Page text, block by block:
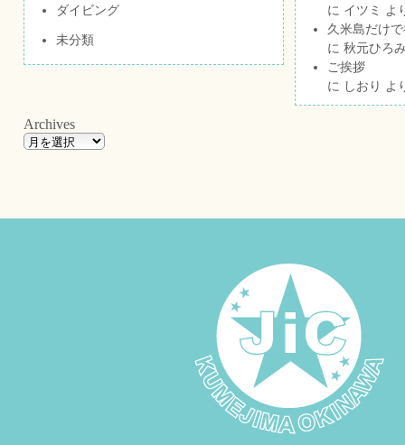
ダイビング
未分類
に イツミ よ
久米島だけ
に 秋元ひろ
ご挨拶
に しおり よ
Archives